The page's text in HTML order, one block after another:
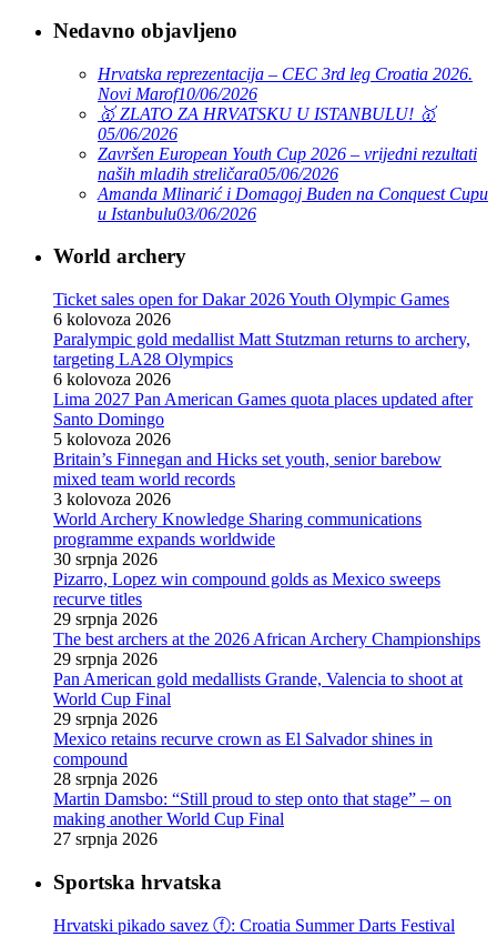
Nedavno objavljeno
Hrvatska reprezentacija – CEC 3rd leg Croatia 2026.
Novi Marof10/06/2026
🥇 ZLATO ZA HRVATSKU U ISTANBULU! 🥇
05/06/2026
Završen European Youth Cup 2026 – vrijedni rezultati
naših mladih streličara05/06/2026
Amanda Mlinarić i Domagoj Buden na Conquest Cupu
u Istanbulu03/06/2026
World archery
Ticket sales open for Dakar 2026 Youth Olympic Games
6 kolovoza 2026
Paralympic gold medallist Matt Stutzman returns to archery,
targeting LA28 Olympics
6 kolovoza 2026
Lima 2027 Pan American Games quota places updated after
Santo Domingo
5 kolovoza 2026
Britain’s Finnegan and Hicks set youth, senior barebow
mixed team world records
3 kolovoza 2026
World Archery Knowledge Sharing communications
programme expands worldwide
30 srpnja 2026
Pizarro, Lopez win compound golds as Mexico sweeps
recurve titles
29 srpnja 2026
The best archers at the 2026 African Archery Championships
29 srpnja 2026
Pan American gold medallists Grande, Valencia to shoot at
World Cup Final
29 srpnja 2026
Mexico retains recurve crown as El Salvador shines in
compound
28 srpnja 2026
Martin Damsbo: “Still proud to step onto that stage” – on
making another World Cup Final
27 srpnja 2026
Sportska hrvatska
Hrvatski pikado savez ⓕ: Croatia Summer Darts Festival